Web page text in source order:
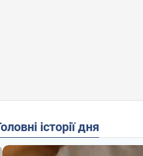
Головні історії дня